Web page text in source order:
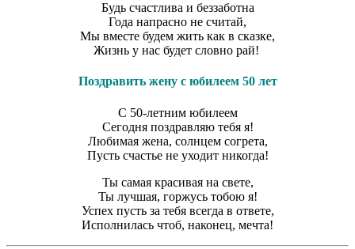
Будь счастлива и беззаботна
Года напрасно не считай,
Мы вместе будем жить как в сказке,
Жизнь у нас будет словно рай!
Поздравить жену с юбилеем 50 лет
С 50-летним юбилеем
Сегодня поздравляю тебя я!
Любимая жена, солнцем согрета,
Пусть счастье не уходит никогда!
Ты самая красивая на свете,
Ты лучшая, горжусь тобою я!
Успех пусть за тебя всегда в ответе,
Исполнилась чтоб, наконец, мечта!